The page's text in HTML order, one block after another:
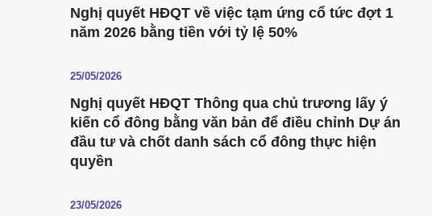
Nghị quyết HĐQT về việc tạm ứng cổ tức đợt 1
năm 2026 bằng tiền với tỷ lệ 50%
25/05/2026
Nghị quyết HĐQT Thông qua chủ trương lấy ý
kiến cổ đông bằng văn bản để điều chỉnh Dự án
đầu tư và chốt danh sách cổ đông thực hiện
quyền
23/05/2026